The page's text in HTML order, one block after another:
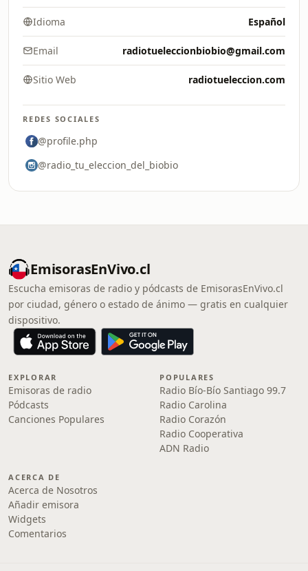
Idioma Español
Email radiotueleccionbiobio@gmail.com
Sitio Web radiotueleccion.com
REDES SOCIALES
@profile.php
@radio_tu_eleccion_del_biobio
EmisorasEnVivo.cl
Escucha emisoras de radio y pódcasts de EmisorasEnVivo.cl
por ciudad, género o estado de ánimo — gratis en cualquier
dispositivo.
EXPLORAR
Emisoras de radio
Pódcasts
Canciones Populares
POPULARES
Radio Bío-Bío Santiago 99.7
Radio Carolina
Radio Corazón
Radio Cooperativa
ADN Radio
ACERCA DE
Acerca de Nosotros
Añadir emisora
Widgets
Comentarios